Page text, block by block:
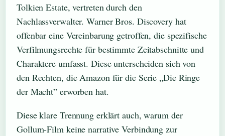
Tolkien Estate, vertreten durch den
Nachlassverwalter. Warner Bros. Discovery hat
offenbar eine Vereinbarung getroffen, die spezifische
Verfilmungsrechte für bestimmte Zeitabschnitte und
Charaktere umfasst. Diese unterscheiden sich von
den Rechten, die Amazon für die Serie „Die Ringe
der Macht” erworben hat.
Diese klare Trennung erklärt auch, warum der
Gollum-Film keine narrative Verbindung zur